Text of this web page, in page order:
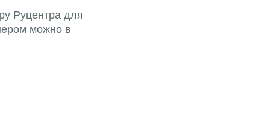
Руцентра для
можно в